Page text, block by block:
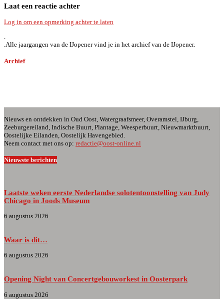
Laat een reactie achter
Log in om een opmerking achter te laten
Alle jaargangen van de IJopener vind je in het archief van de IJopener.
Archief
Nieuws en ontdekken in Oud Oost, Watergraafsmeer, Overamstel, IJburg,
Zeeburgereiland, Indische Buurt, Plantage, Weesperbuurt, Nieuwmarktbuurt,
Oostelijke Eilanden, Oostelijk Havengebied.
Neem contact met ons op: redactie@oost-online.nl
Nieuwste berichten
Laatste weken eerste Nederlandse solotentoonstelling van Judy
Chicago in Joods Museum
6 augustus 2026
Waar is dit…
6 augustus 2026
Opening Night van Concertgebouworkest in Oosterpark
6 augustus 2026